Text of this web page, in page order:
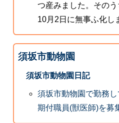
つ産みました。そのう
10月2日に無事ふ化し
須坂市動物園
須坂市動物園日記
須坂市動物園で勤務
期付職員(獣医師)を募